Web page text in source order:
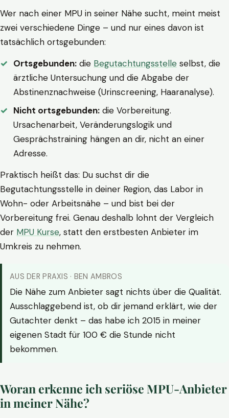
Wer nach einer MPU in seiner Nähe sucht, meint meist
zwei verschiedene Dinge – und nur eines davon ist
tatsächlich ortsgebunden:
Ortsgebunden: die Begutachtungsstelle selbst, die
ärztliche Untersuchung und die Abgabe der
Abstinenznachweise (Urinscreening, Haaranalyse).
Nicht ortsgebunden: die Vorbereitung.
Ursachenarbeit, Veränderungslogik und
Gesprächstraining hängen an dir, nicht an einer
Adresse.
Praktisch heißt das: Du suchst dir die
Begutachtungsstelle in deiner Region, das Labor in
Wohn- oder Arbeitsnähe – und bist bei der
Vorbereitung frei. Genau deshalb lohnt der Vergleich
der MPU Kurse, statt den erstbesten Anbieter im
Umkreis zu nehmen.
AUS DER PRAXIS · BEN AMBROS
Die Nähe zum Anbieter sagt nichts über die Qualität.
Ausschlaggebend ist, ob dir jemand erklärt, wie der
Gutachter denkt – das habe ich 2015 in meiner
eigenen Stadt für 100 € die Stunde nicht
bekommen.
Woran erkenne ich seriöse MPU-Anbieter
in meiner Nähe?